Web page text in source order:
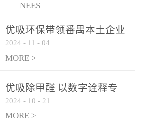
NEES
优吸环保带领番禺本​土企业
勇敢破局向“新”
2024 - 11 - 04
MORE >
优吸除甲醛 以数字诠释专
业，尽显除醛品牌实力！
2024 - 10 - 21
MORE >